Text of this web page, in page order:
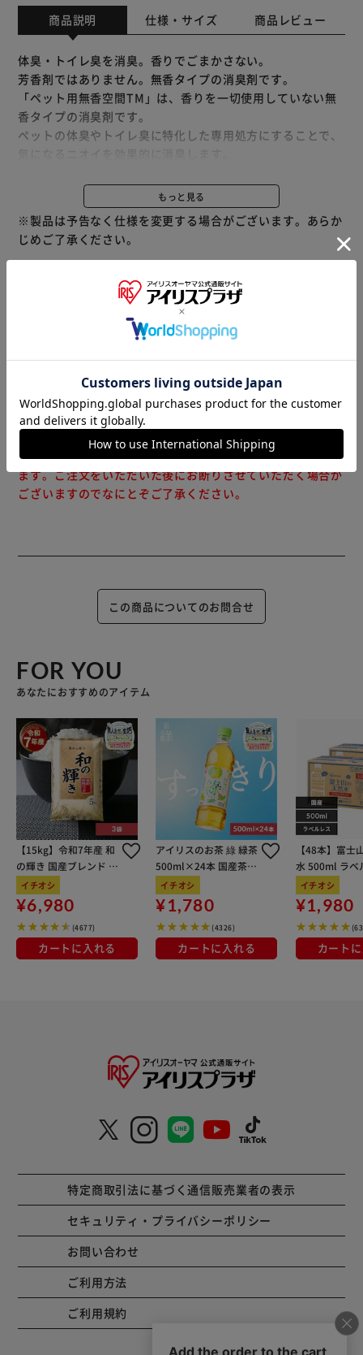
商品説明 仕様・サイズ 商品レビュー
体臭・トイレ臭を消臭。香りでごまかさない。
芳香剤ではありません。無香タイプの消臭剤です。
「ペット用無香空間TM」は、香りを一切使用していない無
香タイプの消臭剤です。
ペットの体臭やトイレ臭に特化した専用処方にすることで、
このようなニオイにお使いください(※1)…ペット臭、ペッ
トトイレのニオイ、尿・排便臭、生ゴミ臭(※2)
※1…芳香消臭脱臭剤協議会の自主基準に基づき、5Lの閉鎖
空間にて300分以内に90%以上の悪臭減少効果を確認。
※2…当社試験結果。硫化水素にて検証約4.5畳の試験空間に
て、発生源から約50cmの場所に本製品を置くと、設置場所
の硫化水素が約50%減少。
(50%減少するとニオイが弱くなったと感じられます…
当社調べ)硫化水素は生ゴミや排便臭の代表的な悪臭成分で
す。
※リニューアルに伴い、パッケージ・内容等予告なく変更す
る場合がございます。
予めご了承ください。
もっと見る
※製品は予告なく仕様を変更する場合がございます。あらか
じめご了承ください。
※当商品はお取り寄せ品の為、在庫の確認及び商品のお届け
までお時間を頂く場合がございます。
また、商品がメーカーにて完売となっていた場合、キャンセ
ル又は注文内容の変更をお願いいたしております。
予めご了承くださいますようお願いいたします。
商品はアイリスプラザがセレクトしたオススメ商品です。
数量限定商品はご注文が完了しても完売になる場合がござい
ます。ご注文をいただいた後にお断りさせていただく場合が
ございますのでなにとぞご了承ください。
この商品についてのお問合せ
FOR YOU
あなたにおすすめのアイテム
【15kg】令和7年産 和
の輝き 国産ブレンド 5
kg×3袋
イチオシ
¥6,980
(4677)
カートに入れる
アイリスのお茶 綠 緑茶
500ml×24本 国産茶葉
100％使用
イチオシ
¥1,780
(4326)
カートに入れる
【48本】富士
水 500ml ラベ
イチオシ
¥1,980
カート
特定商取引法に基づく通信販売業者の表示
セキュリティ・プライバシーポリシー
お問い合わせ
ご利用方法
ご利用規約